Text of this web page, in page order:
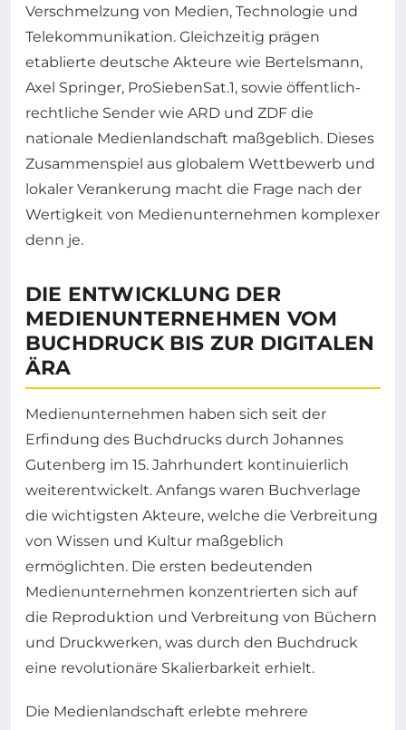
Verschmelzung von Medien, Technologie und
Telekommunikation. Gleichzeitig prägen
etablierte deutsche Akteure wie Bertelsmann,
Axel Springer, ProSiebenSat.1, sowie öffentlich-
rechtliche Sender wie ARD und ZDF die
nationale Medienlandschaft maßgeblich. Dieses
Zusammenspiel aus globalem Wettbewerb und
lokaler Verankerung macht die Frage nach der
Wertigkeit von Medienunternehmen komplexer
denn je.
DIE ENTWICKLUNG DER
MEDIENUNTERNEHMEN VOM
BUCHDRUCK BIS ZUR DIGITALEN
ÄRA
Medienunternehmen haben sich seit der
Erfindung des Buchdrucks durch Johannes
Gutenberg im 15. Jahrhundert kontinuierlich
weiterentwickelt. Anfangs waren Buchverlage
die wichtigsten Akteure, welche die Verbreitung
von Wissen und Kultur maßgeblich
ermöglichten. Die ersten bedeutenden
Medienunternehmen konzentrierten sich auf
die Reproduktion und Verbreitung von Büchern
und Druckwerken, was durch den Buchdruck
eine revolutionäre Skalierbarkeit erhielt.
Die Medienlandschaft erlebte mehrere